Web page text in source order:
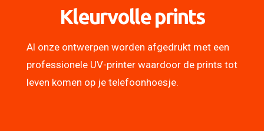
Kleurvolle prints
Al onze ontwerpen worden afgedrukt met een
professionele UV-printer waardoor de prints tot
leven komen op je telefoonhoesje.